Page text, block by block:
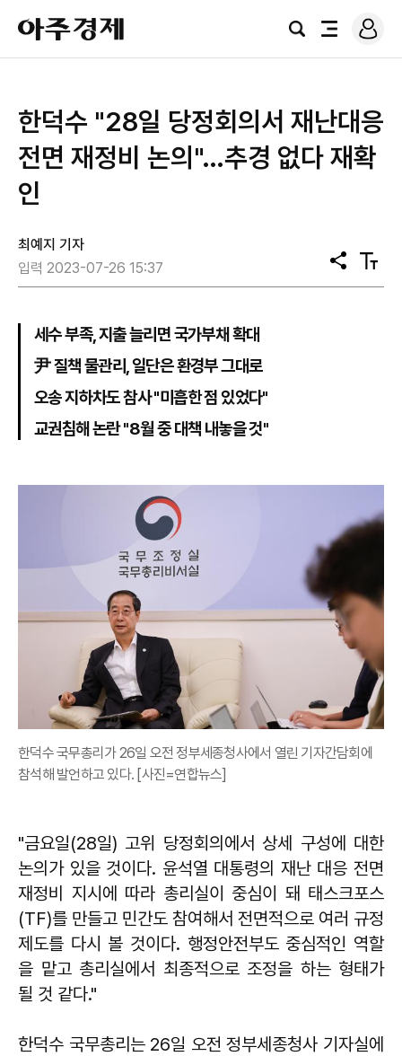
아
주
경
검
전
로
그
한덕수 "28일 당정회의서 재난대응
전면 재정비 논의"…추경 없다 재확
인
최예지 기자
입력 2023-07-26 15:37
공
유
텍
스
세수 부족, 지출 늘리면 국가부채 확대
尹 질책 물관리, 일단은 환경부 그대로
오송 지하차도 참사 "미흡한 점 있었다"
교권침해 논란 "8월 중 대책 내놓을 것"
한덕수 국무총리가 26일 오전 정부세종청사에서 열린 기자간담회에
참석해 발언하고 있다. [사진=연합뉴스]
"금요일(28일) 고위 당정회의에서 상세 구성에 대한
논의가 있을 것이다. 윤석열 대통령의 재난 대응 전면
재정비 지시에 따라 총리실이 중심이 돼 태스크포스
(TF)를 만들고 민간도 참여해서 전면적으로 여러 규정
제도를 다시 볼 것이다. 행정안전부도 중심적인 역할
을 맡고 총리실에서 최종적으로 조정을 하는 형태가
될 것 같다."
한덕수 국무총리는 26일 오전 정부세종청사 기자실에